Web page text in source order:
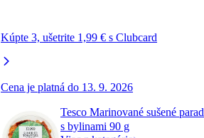
Kúpte 3, ušetrite 1,99 € s Clubcard
Cena je platná do 13. 9. 2026
Tesco Marinované sušené
s bylinami 90 g